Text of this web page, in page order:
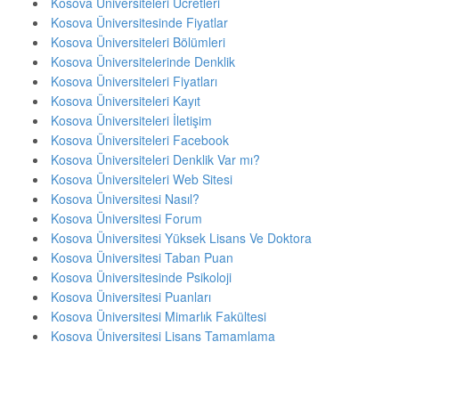
Kosova Üniversitesinde Fiyatlar
Kosova Üniversiteleri Bölümleri
Kosova Üniversitelerinde Denklik
Kosova Üniversiteleri Fiyatları
Kosova Üniversiteleri Kayıt
Kosova Üniversiteleri İletişim
Kosova Üniversiteleri Facebook
Kosova Üniversiteleri Denklik Var mı?
Kosova Üniversiteleri Web Sitesi
Kosova Üniversitesi Nasıl?
Kosova Üniversitesi Forum
Kosova Üniversitesi Yüksek Lisans Ve Doktora
Kosova Üniversitesi Taban Puan
Kosova Üniversitesinde Psikoloji
Kosova Üniversitesi Puanları
Kosova Üniversitesi Mimarlık Fakültesi
Kosova Üniversitesi Lisans Tamamlama